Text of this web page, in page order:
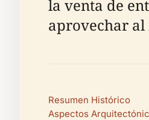
la venta de
aprovechar al
Resumen Histórico
Aspectos